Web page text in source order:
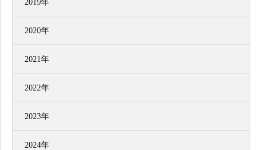
2019年
2020年
2021年
2022年
2023年
2024年